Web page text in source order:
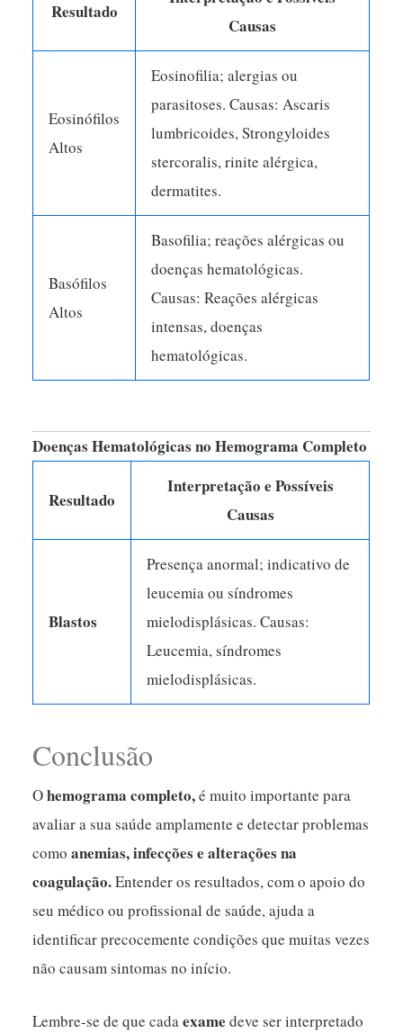
Resultado
Causas
Eosinófilos
Altos
Eosinofilia; alergias ou
parasitoses. Causas: Ascaris
lumbricoides, Strongyloides
stercoralis, rinite alérgica,
dermatites.
Basófilos
Altos
Basofilia; reações alérgicas ou
doenças hematológicas.
Causas: Reações alérgicas
intensas, doenças
hematológicas.
Doenças Hematológicas no Hemograma Completo
Resultado
Interpretação e Possíveis
Causas
Blastos
Presença anormal; indicativo de
leucemia ou síndromes
mielodisplásicas. Causas:
Leucemia, síndromes
mielodisplásicas.
Conclusão
Ohemograma completo,é muito importante para
avaliar a sua saúde amplamente e detectar problemas
comoanemias, infecções e alterações na
coagulação.Entender os resultados, com o apoio do
seu médico ou profissional de saúde, ajuda a
identificar precocemente condições que muitas vezes
não causam sintomas no início.
Lembre-se de que cadaexame deve ser interpretado